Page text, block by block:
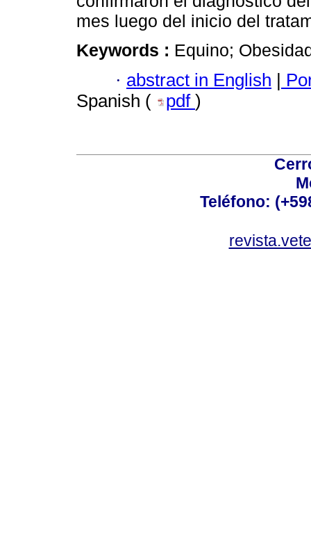
mes luego del inicio del
Keywords : Equino;
· abstract in English |
Spanish (
pdf )
Teléfono: